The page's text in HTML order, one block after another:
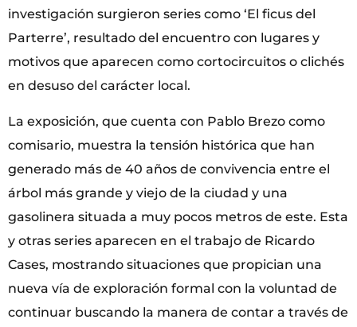
investigación surgieron series como ‘El ficus del
Parterre’, resultado del encuentro con lugares y
motivos que aparecen como cortocircuitos o clichés
en desuso del carácter local.
La exposición, que cuenta con Pablo Brezo como
comisario, muestra la tensión histórica que han
generado más de 40 años de convivencia entre el
árbol más grande y viejo de la ciudad y una
gasolinera situada a muy pocos metros de este. Esta
y otras series aparecen en el trabajo de Ricardo
Cases, mostrando situaciones que propician una
nueva vía de exploración formal con la voluntad de
continuar buscando la manera de contar a través de